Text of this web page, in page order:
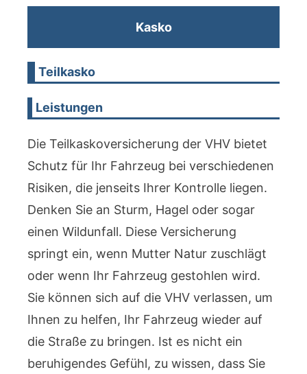
Kasko
Teilkasko
Leistungen
Die Teilkaskoversicherung der VHV bietet
Schutz für Ihr Fahrzeug bei verschiedenen
Risiken, die jenseits Ihrer Kontrolle liegen.
Denken Sie an Sturm, Hagel oder sogar
einen Wildunfall. Diese Versicherung
springt ein, wenn Mutter Natur zuschlägt
oder wenn Ihr Fahrzeug gestohlen wird.
Sie können sich auf die VHV verlassen, um
Ihnen zu helfen, Ihr Fahrzeug wieder auf
die Straße zu bringen. Ist es nicht ein
beruhigendes Gefühl, zu wissen, dass Sie